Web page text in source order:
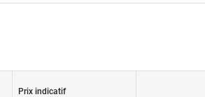
Prix indicatif